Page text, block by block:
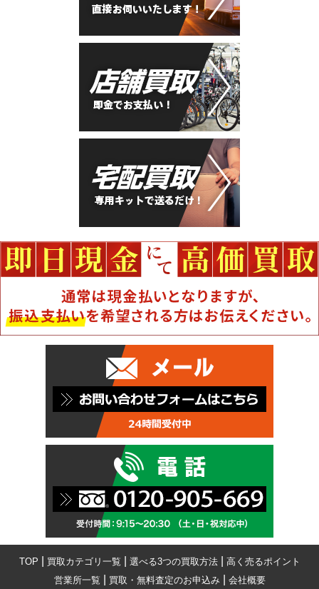
TOP 買取カテゴリ一覧 選べる3つの買取方法| 高く売るポイント
営業所一覧
買取・無料査定のお申込み| 会社概要